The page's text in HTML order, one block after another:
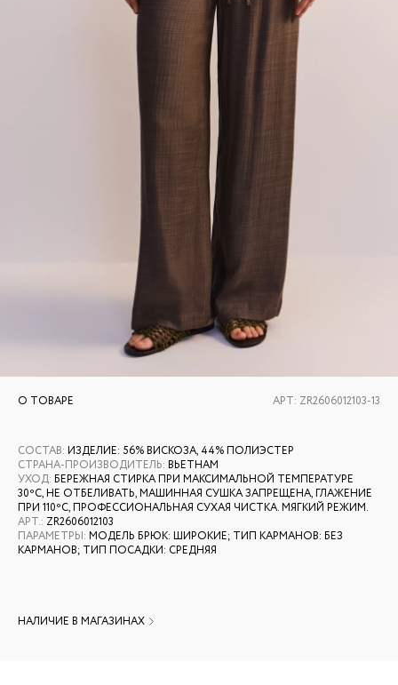
О ТОВАРЕ АРТ: ZR2606012103-13
СОСТАВ: ИЗДЕЛИЕ: 56% ВИСКОЗА, 44% ПОЛИЭСТЕР
СТРАНА-ПРОИЗВОДИТЕЛЬ: ВЬЕТНАМ
УХОД: БЕРЕЖНАЯ СТИРКА ПРИ МАКСИМАЛЬНОЙ ТЕМПЕРАТУРЕ
30ºС, НЕ ОТБЕЛИВАТЬ, МАШИННАЯ СУШКА ЗАПРЕЩЕНА, ГЛАЖЕНИЕ
ПРИ 110ºС, ПРОФЕССИОНАЛЬНАЯ СУХАЯ ЧИСТКА. МЯГКИЙ РЕЖИМ.
АРТ.: ZR2606012103
ПАРАМЕТРЫ: МОДЕЛЬ БРЮК: ШИРОКИЕ; ТИП КАРМАНОВ: БЕЗ
КАРМАНОВ; ТИП ПОСАДКИ: СРЕДНЯЯ
НАЛИЧИЕ В МАГАЗИНАХ